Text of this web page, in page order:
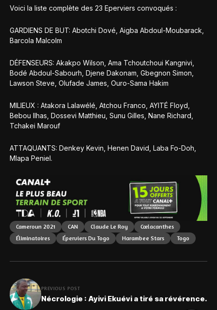
Voici la liste complète des 23 Eperviers convoqués :
GARDIENS DE BUT: Abotchi Dové, Aigba Abdoul-Moubarack,
Barcola Malcolm
DÉFENSEURS: Akakpo Wilson, Ama Tchoutchoui Kangnivi,
Bodé Abdoul-Sabourh, Djene Dakonam, Gbegnon Simon,
Lawson Steve, Olufade James, Ouro-Sama Hakim
MILIEUX : Atakora Lalawélé, Atchou Franco, AYITÉ Floyd,
Bebou Ilhas, Dossevi Matthieu, Sunu Gilles, Nane Richard,
Tchakei Marouf
ATTAQUANTS: Denkey Kevin, Henen David, Laba Fo-Doh,
Mlapa Peniel.
Cameroun 2021 CAN Claude Le Roy
Cœlacanthes
Éliminatoires
Éperviers Du Togo Harambee Stars Togo
PREVIOUS POST
Nécrologie : Ayivi Ekuévi a tiré sa révérence.